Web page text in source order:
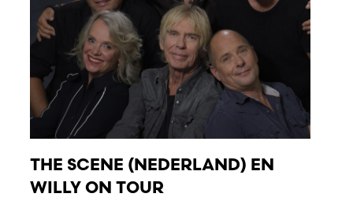
THE SCENE (NEDERLAND) EN
WILLY ON TOUR